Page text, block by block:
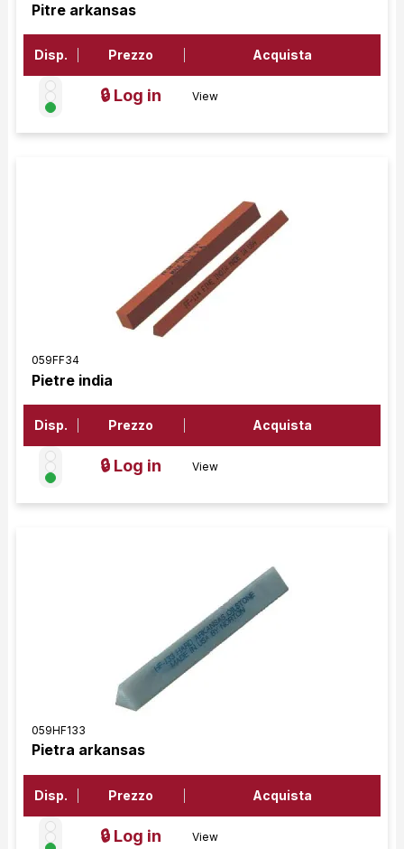
Pitre arkansas
Disp. Prezzo Acquista
🔒 Log in View
059FF34
Pietre india
Disp. Prezzo Acquista
🔒 Log in View
059HF133
Pietra arkansas
Disp. Prezzo Acquista
🔒 Log in View